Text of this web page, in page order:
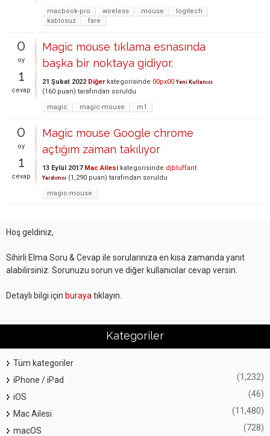
macbook-pro
wireless mouse
logitech
kablosuz
fare
0
oy
1
cevap
Magic mouse tıklama esnasında
başka bir noktaya gidiyor.
21 Şubat 2022 Diğerkategorisinde 00px00 Yeni Kullanıcı
(160 puan) tarafından soruldu
magic
magic-mouse m1
0
oy
1
cevap
Magic mouse Google chrome
açtığım zaman takılıyor
13 Eylül 2017 Mac Ailesi kategorisinde djbluffant
Yardımcı (1,290 puan) tarafından soruldu
magic-mouse
Hoş geldiniz,
Sihirli Elma Soru & Cevap ile sorularınıza en kısa zamanda yanıt
alabilirsiniz. Sorunuzu sorun ve diğer kullanıcılar cevap versin.
Detaylı bilgi için buraya tıklayın.
Kategoriler
Tüm kategoriler
iPhone / iPad
(1,232)
iOS (46)
Mac Ailesi (11,480)
macOS (728)